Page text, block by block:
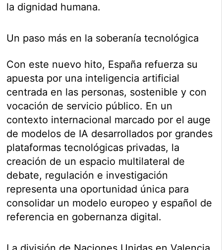
la dignidad humana.
Un paso más en la soberanía tecnológica
Con este nuevo hito, España refuerza su
apuesta por una inteligencia artificial
centrada en las personas, sostenible y con
vocación de servicio público. En un
contexto internacional marcado por el auge
de modelos de IA desarrollados por grandes
plataformas tecnológicas privadas, la
creación de un espacio multilateral de
debate, regulación e investigación
representa una oportunidad única para
consolidar un modelo europeo y español de
referencia en gobernanza digital.